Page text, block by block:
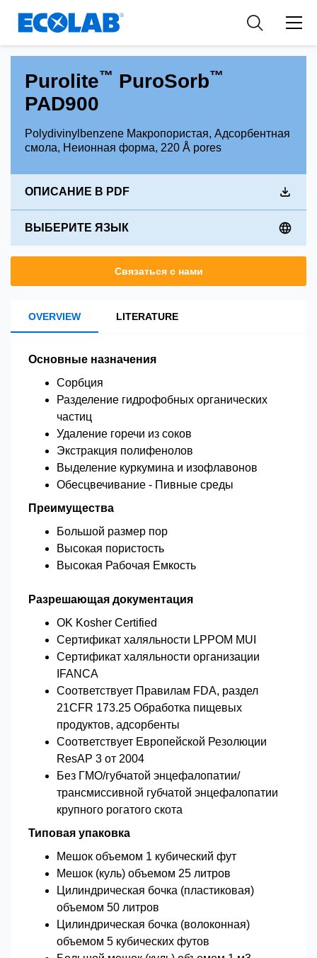
Resources
Applications
Medical Devices and Diagnostics
News & Events
Tools
Purolite™ PuroSorb™
PAD900
Polydivinylbenzene Макропористая, Адсорбентная
смола, Неионная форма, 220 Å pores
ОПИСАНИЕ В PDF
ВЫБЕРИТЕ ЯЗЫК
Связаться с нами
OVERVIEW LITERATURE
Основные назначения
Сорбция
Разделение гидрофобных органических
частиц
Удаление горечи из соков
Экстракция полифенолов
Выделение куркумина и изофлавонов
Обесцвечивание - Пивные среды
Преимущества
Большой размер пор
Высокая пористость
Высокая Рабочая Емкость
Разрешающая документация
OK Kosher Certified
Сертификат халяльности LPPOM MUI
Сертификат халяльности организации
IFANCA
Соответствует Правилам FDA, раздел
21CFR 173.25 Обработка пищевых
продуктов, адсорбенты
Соответствует Европейской Резолюции
ResAP 3 от 2004
Без ГМО/губчатой энцефалопатии/
трансмиссивной губчатой энцефалопатии
крупного рогатого скота
Типовая упаковка
Мешок объемом 1 кубический фут
Мешок (куль) объемом 25 литров
Цилиндрическая бочка (пластиковая)
объемом 50 литров
Цилиндрическая бочка (волоконная)
объемом 5 кубических футов